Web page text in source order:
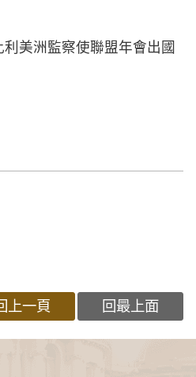
美洲監察使聯盟年會出國
上一頁 回最上面